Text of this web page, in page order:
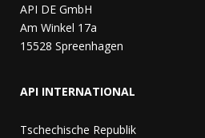
API DE GmbH
Am Winkel 17a
15528 Spreenhagen
API INTERNATIONAL
Tschechische Republik